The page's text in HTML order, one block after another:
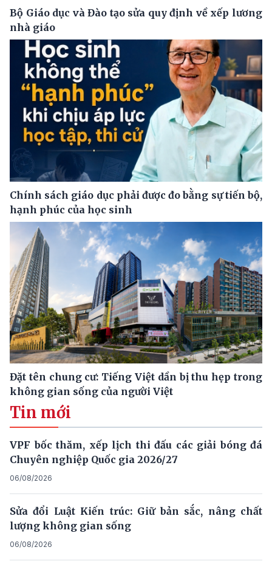
Bộ Giáo dục và Đào tạo sửa quy định về xếp lương
nhà giáo
Chính sách giáo dục phải được đo bằng sự tiến bộ,
hạnh phúc của học sinh
Đặt tên chung cư: Tiếng Việt dần bị thu hẹp trong
không gian sống của người Việt
Tin mới
VPF bốc thăm, xếp lịch thi đấu các giải bóng đá
Chuyên nghiệp Quốc gia 2026/27
06/08/2026
Sửa đổi Luật Kiến trúc: Giữ bản sắc, nâng chất
lượng không gian sống
06/08/2026